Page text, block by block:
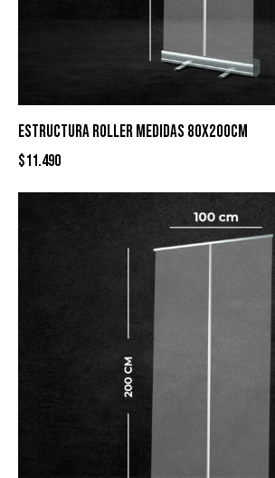
ESTRUCTURA ROLLER MEDIDAS 80X200CM
$11.490